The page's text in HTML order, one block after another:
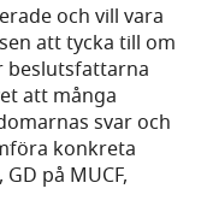
och vill vara
att tycka till om
beslutsfattarna
att många
svar och
konkreta
på MUCF,